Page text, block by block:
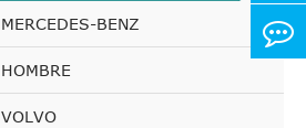
MERCEDES-BENZ
HOMBRE
VOLVO